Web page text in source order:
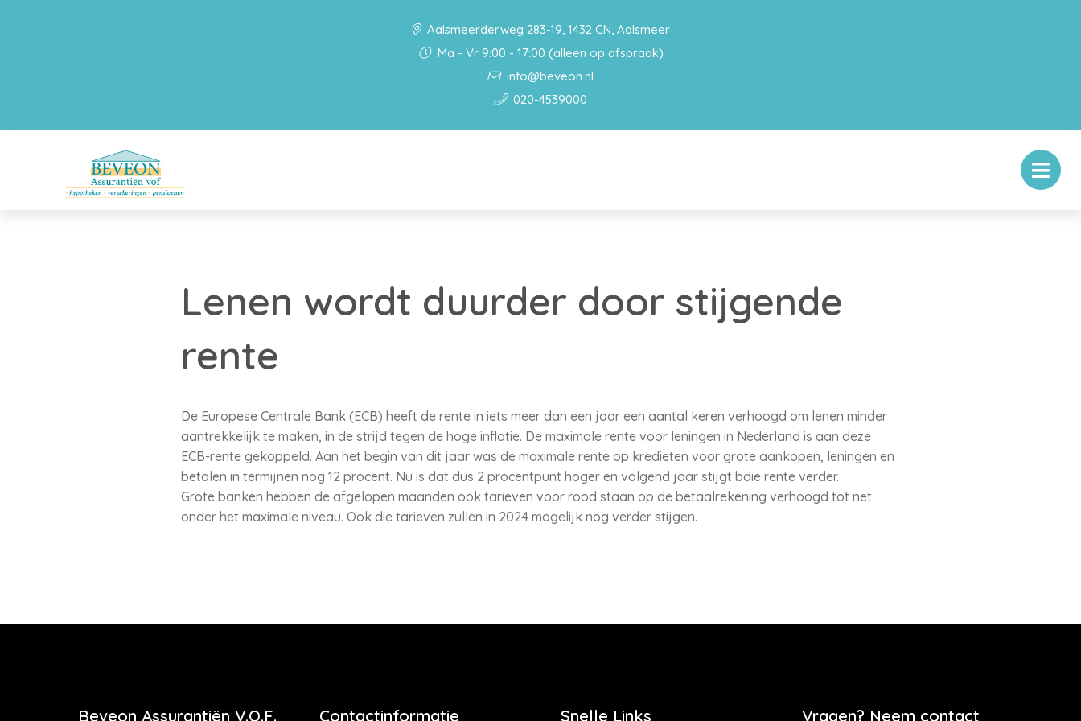
Aalsmeerderweg 283-19, 1432 CN, Aalsmeer
Ma - Vr 9:00 - 17:00 (alleen op afspraak)
info@beveon.nl
020-4539000
Lenen wordt duurder door stijgende
rente
De Europese Centrale Bank (ECB) heeft de rente in iets meer dan een jaar een aantal keren verhoogd om lenen minder
aantrekkelijk te maken, in de strijd tegen de hoge inflatie. De maximale rente voor leningen in Nederland is aan deze
ECB-rente gekoppeld. Aan het begin van dit jaar was de maximale rente op kredieten voor grote aankopen, leningen en
betalen in termijnen nog 12 procent. Nu is dat dus 2 procentpunt hoger en volgend jaar stijgt bdie rente verder.
Grote banken hebben de afgelopen maanden ook tarieven voor rood staan op de betaalrekening verhoogd tot net
onder het maximale niveau. Ook die tarieven zullen in 2024 mogelijk nog verder stijgen.
Beveon Assurantiën V.O.F. Contactinformatie Snelle Links Vragen? Neem contact